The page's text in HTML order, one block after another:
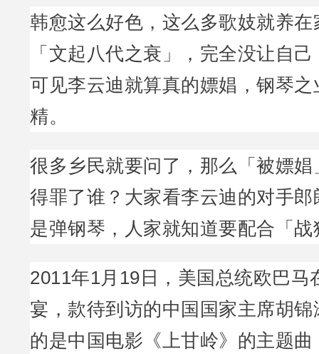
韩愈这么好色，这么多歌妓就养
「文起八代之衰」，完全没让自
可见李云迪就算真的嫖娼，钢琴
精。
很多乡民就要问了，那么「被嫖
得罪了谁？大家看李云迪的对手
是弹钢琴，人家就知道要配合「战
2011年1月19日，美国总统欧巴马
宴，款待到访的中国国家主席胡
的是中国电影《上甘岭》的主题